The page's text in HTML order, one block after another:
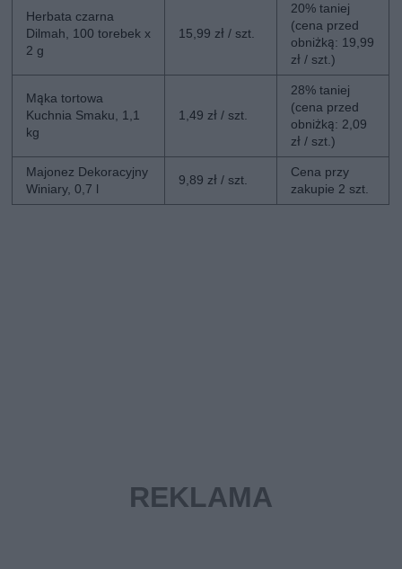
Herbata czarna
Dilmah, 100 torebek x
2 g
15,99 zł / szt.
20% taniej
(cena przed
obniżką: 19,99
zł / szt.)
Mąka tortowa
Kuchnia Smaku, 1,1
kg
1,49 zł / szt.
28% taniej
(cena przed
obniżką: 2,09
zł / szt.)
Majonez Dekoracyjny
Winiary, 0,7 l
9,89 zł / szt.
Cena przy
zakupie 2 szt.